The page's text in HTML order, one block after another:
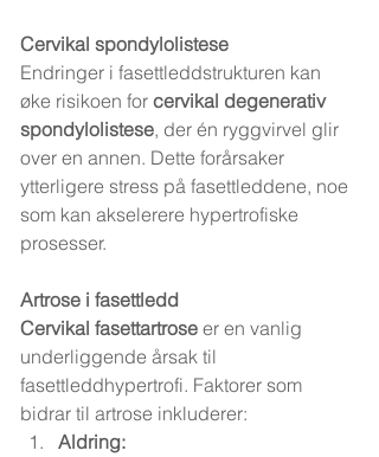
Cervikal spondylolistese
Endringer i fasettleddstrukturen kan
øke risikoen for cervikal degenerativ
spondylolistese, der én ryggvirvel glir
over en annen. Dette forårsaker
ytterligere stress på fasettleddene, noe
som kan akselerere hypertrofiske
prosesser.
Artrose i fasettledd
Cervikal fasettartrose er en vanlig
underliggende årsak til
fasettleddhypertrofi. Faktorer som
bidrar til artrose inkluderer:
Aldring: